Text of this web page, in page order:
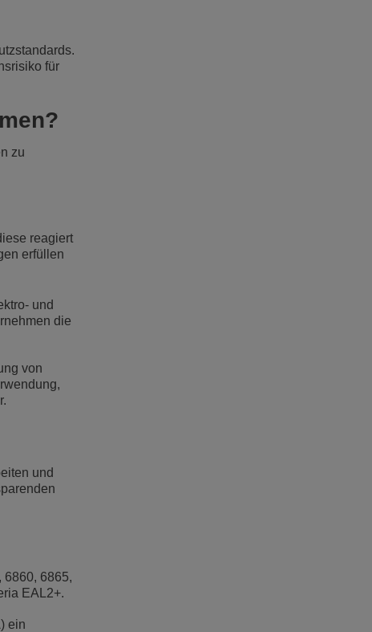
für
zu
reagiert
erfüllen
und
die
von
und
6860, 6865,
EAL2+.
ein